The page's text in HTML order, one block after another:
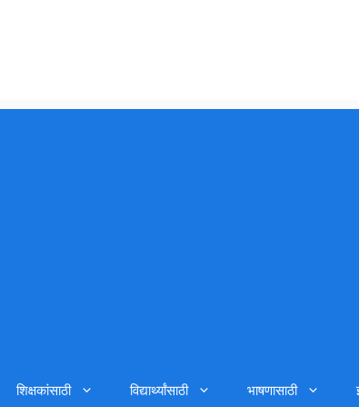
शिक्षकांसाठी विद्यार्थ्यांसाठी भाषणासाठी